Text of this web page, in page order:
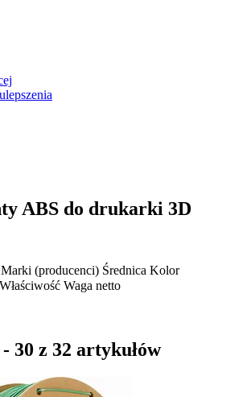
ABS do drukarki 3D
Marki (producenci) Średnica Kolor
Właściwość Waga netto
30 z 32 artykułów